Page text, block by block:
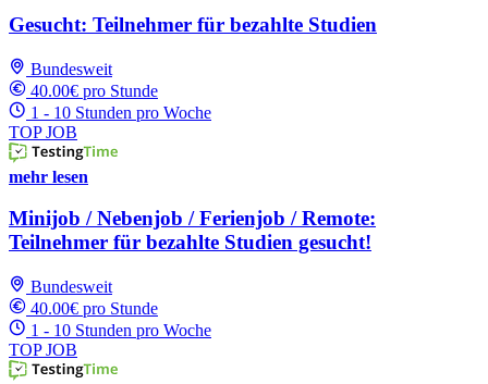
Gesucht: Teilnehmer für bezahlte Studien
Bundesweit
40.00€ pro Stunde
1 - 10 Stunden pro Woche
TOP JOB
mehr lesen
Minijob / Nebenjob / Ferienjob / Remote:
Teilnehmer für bezahlte Studien gesucht!
Bundesweit
40.00€ pro Stunde
1 - 10 Stunden pro Woche
TOP JOB